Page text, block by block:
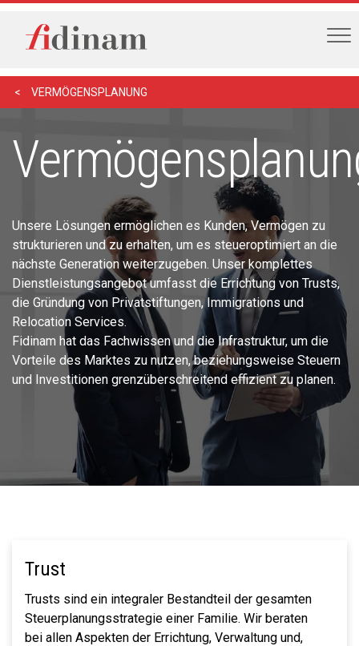
VERMÖGENSPLANUNG
Unsere Lösungen ermöglichen es Kunden, Vermögen zu
strukturieren und zu erhalten, um es steueroptimiert an die
nächste Generation weiterzugeben. Unser komplettes
Dienstleistungsangebot umfasst die Errichtung von Trusts,
die Gründung von Privatstiftungen, Immigrations und
Relocation Services.
Fidinam hat das Fachwissen und die Infrastruktur, um die
Vorteile des Marktes zu nutzen, beziehungsweise Steuern
und Investitionen grenzüberschreitend effizient zu planen.
Trust
Trusts sind ein integraler Bestandteil der gesamten
Steuerplanungsstrategie einer Familie. Wir beraten
bei allen Aspekten der Errichtung, Verwaltung und,